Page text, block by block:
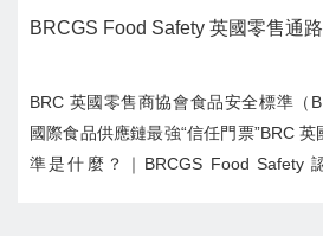
BRCGS Food Safety 英國零售通
BRC 英國零售商協會食品安全標準（
國際食品供應鏈最強“信任門票”BRC
準是什麼？｜BRCGS Food Safety